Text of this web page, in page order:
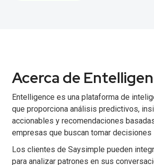
Acerca de
Entelligence es una plataforma de
que proporciona análisis predictivos,
accionables y recomendaciones
empresas que buscan tomar decisiones
Los clientes de Saysimple pueden
para analizar patrones en sus